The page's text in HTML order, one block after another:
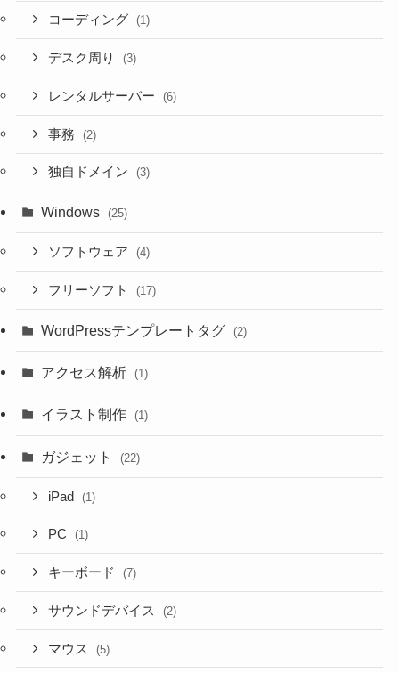
コーディング (1)
デスク周り (3)
レンタルサーバー (6)
事務 (2)
独自ドメイン (3)
Windows (25)
ソフトウェア (4)
フリーソフト (17)
WordPressテンプレートタグ (2)
アクセス解析 (1)
イラスト制作 (1)
ガジェット (22)
iPad (1)
PC (1)
キーボード (7)
サウンドデバイス (2)
マウス (5)